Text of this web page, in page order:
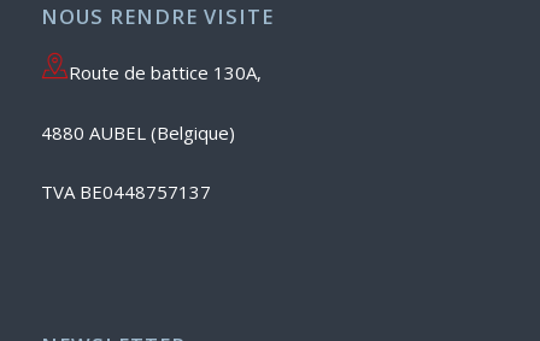
NOUS RENDRE VISITE
Route de battice 130A,
4880 AUBEL (Belgique)
TVA BE0448757137